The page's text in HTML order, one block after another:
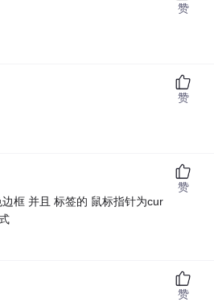
赞
赞
框 并且 标签的 鼠标指针为cur
赞
赞